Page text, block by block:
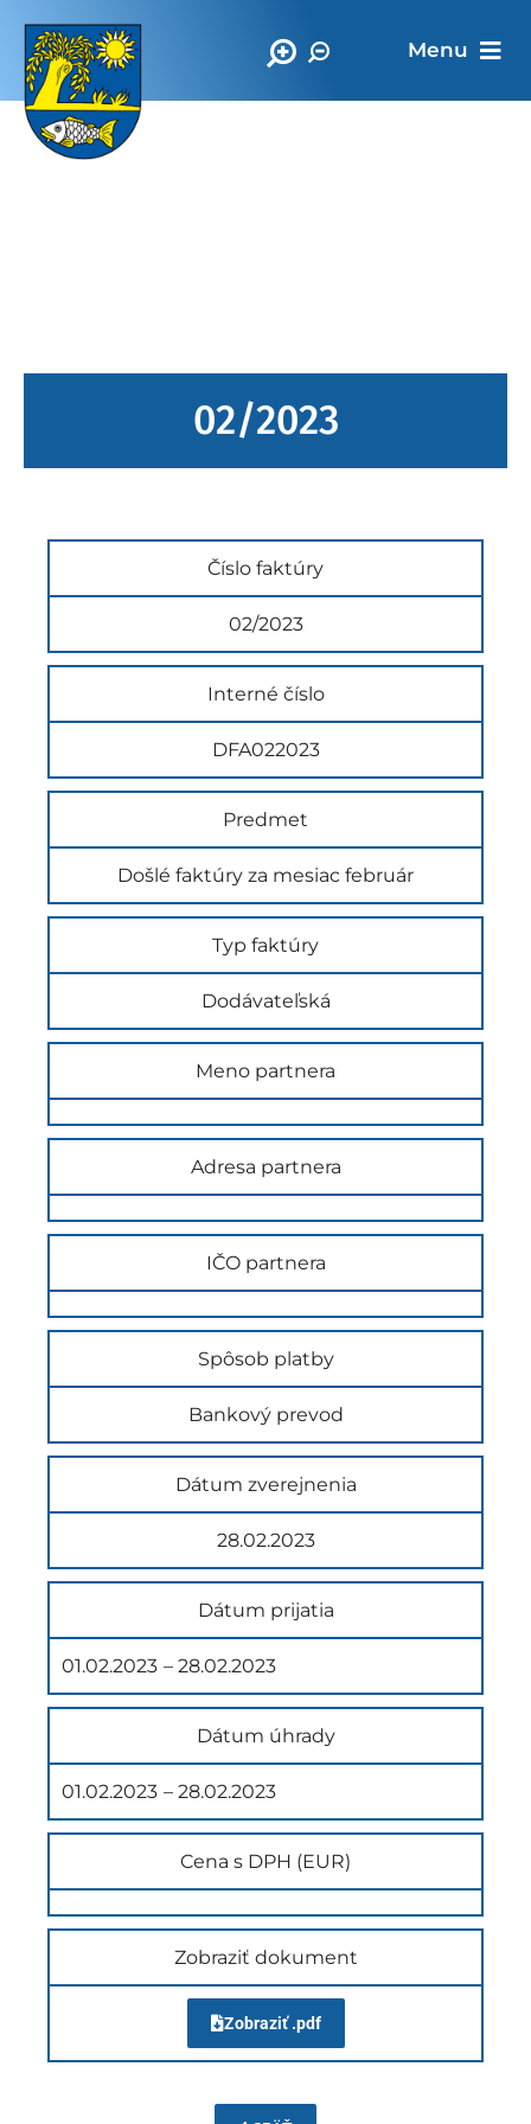
Menu
02/2023
Číslo faktúry
02/2023
Interné číslo
DFA022023
Predmet
Došlé faktúry za mesiac február
Typ faktúry
Dodávateľská
Meno partnera
Adresa partnera
IČO partnera
Spôsob platby
Bankový prevod
Dátum zverejnenia
28.02.2023
Dátum prijatia
01.02.2023 – 28.02.2023
Dátum úhrady
01.02.2023 – 28.02.2023
Cena s DPH (EUR)
Zobraziť dokument
Zobraziť .pdf